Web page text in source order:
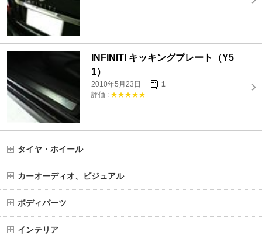
INFINITI キッキングプレート（Y5
1）
2010年5月23日
1
評価 : ★★★★★
タイヤ・ホイール
カーオーディオ、ビジュアル
ボディパーツ
インテリア